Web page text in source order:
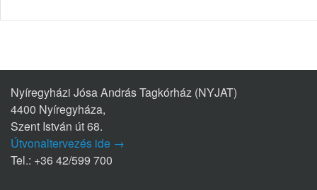
Nyíregyházi Jósa András Tagkórház (NYJAT)
4400 Nyíregyháza,
Szent István út 68.
Útvonaltervezés ide →
Tel.: +36 42/599 700